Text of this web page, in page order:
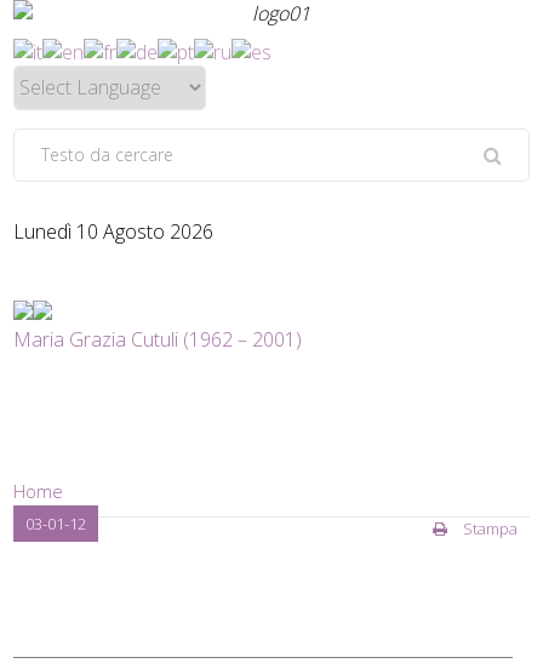
Lunedì 10 Agosto 2026
Maria Grazia Cutuli (1962 – 2001)
Home
03-01-12 Stampa